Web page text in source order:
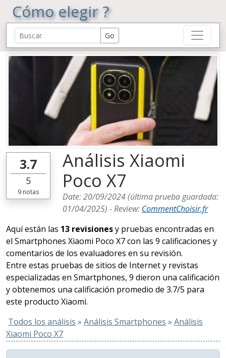
Cómo elegir ?
3.7
5
9 notas
Análisis Xiaomi
Poco X7
Date:20/09/2024(última prueba guardada:
01/04/2025) -Review: CommentChoisir.fr
Aquí están las 13 revisionesy pruebas encontradas en
el Smartphones Xiaomi Poco X7 con las 9 calificaciones y
comentarios de los evaluadores en su revisión.
Entre estas pruebas de sitios de Internet y revistas
especializadas en Smartphones, 9 dieron una calificación
y obtenemos una calificación promedio de 3.7/5 para
este producto Xiaomi.
Todos los análisis » Análisis Smartphones » Análisis
Xiaomi Poco X7